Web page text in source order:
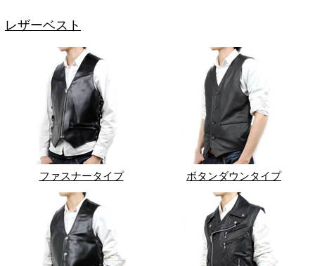
レザーベスト
ファスナータイプ ボタンダウンタイプ